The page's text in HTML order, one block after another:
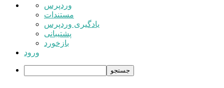
درباره
وردپرس
وردپرس
مستندات
یادگیری وردپرس
پشتیبانی
بازخورد
ورود
جستجو